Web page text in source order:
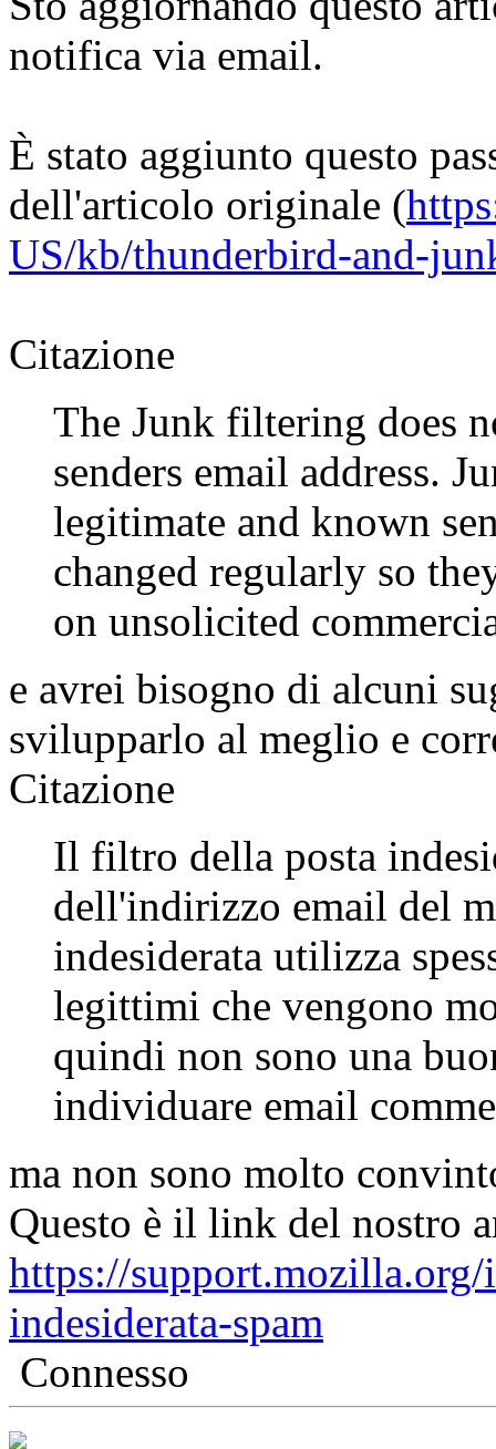
notifica via email.
È stato aggiunto questo
dell'articolo originale (
US/kb/thunderbird-and-
Citazione
The Junk filtering does
senders email address.
legitimate and known
changed regularly so
on unsolicited
e avrei bisogno di alcuni
svilupparlo al meglio e
Citazione
Il filtro della posta
dell'indirizzo email del
indesiderata utilizza
legittimi che vengono
quindi non sono una
individuare email
ma non sono molto
Questo è il link del nostro
https://
indesiderata-spam
Connesso